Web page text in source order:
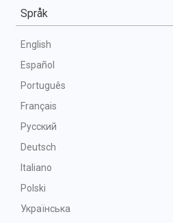
Språk
English
Español
Português
Français
Русский
Deutsch
Italiano
Polski
Українська